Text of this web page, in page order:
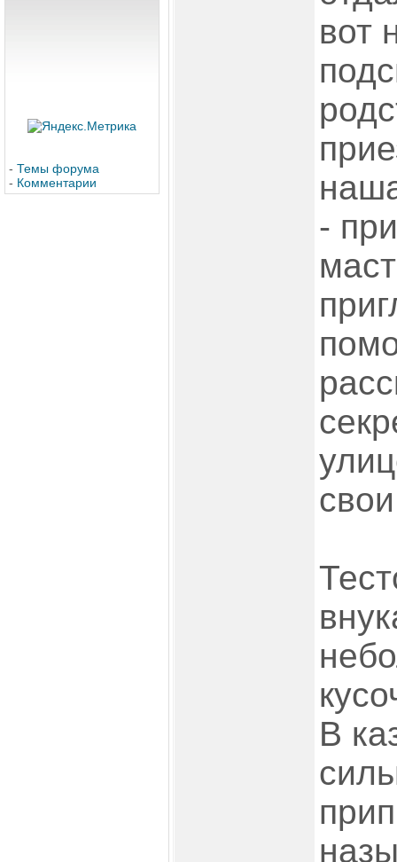
- Темы форума
- Комментарии
вот
-
В